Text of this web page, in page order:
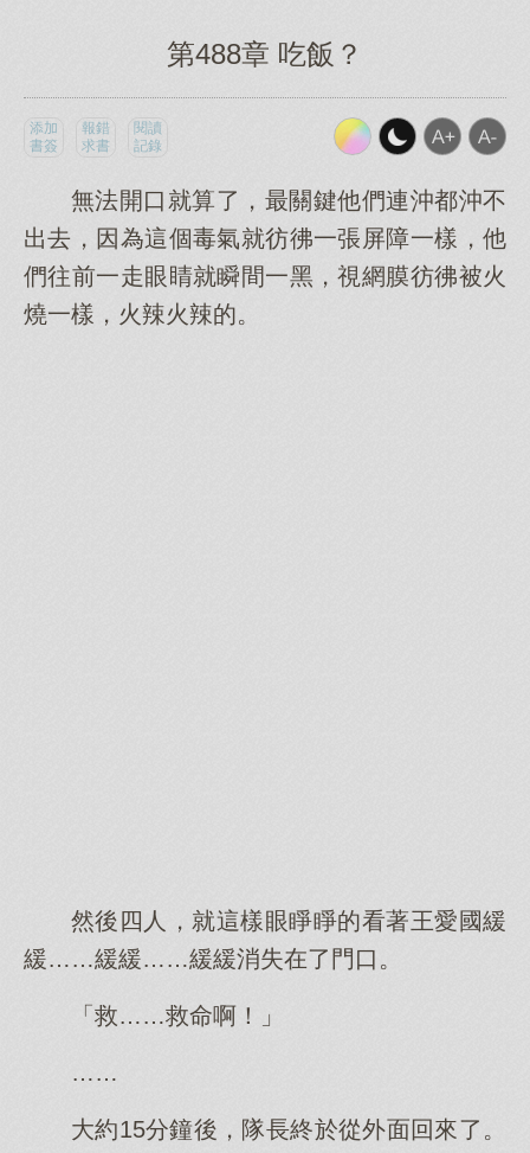
第488章 吃飯？
添加
書簽
報錯
求書
閱讀
記錄
無法開口就算了，最關鍵他們連沖都沖不
出去，因為這個毒氣就彷彿一張屏障一樣，他
們往前一走眼睛就瞬間一黑，視網膜彷彿被火
燒一樣，火辣火辣的。
然後四人，就這樣眼睜睜的看著王愛國緩
緩……緩緩……緩緩消失在了門口。
「救……救命啊！」
……
大約15分鐘後，隊長終於從外面回來了。